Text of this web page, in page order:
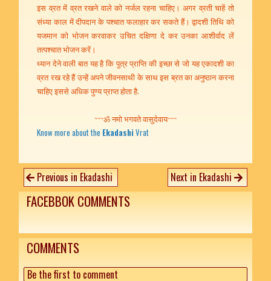
इस व्रत में व्रत रखने वाले को नर्जल रहना चाहिए। अगर व्रती चाहें तो
संध्या काल में दीपदान के पश्चात फलाहार कर सकते हैं। द्वादशी तिथि को
यजमान को भोजन करवाकर उचित दक्षिणा दे कर उनका आशीर्वाद लें
तत्पश्चात भोजन करें।
ध्यान देने वाली बात यह है कि पुत्र प्राप्ति की इच्छा से जो यह एकादशी का
व्रत रख रहे हैं उन्हें अपने जीवनसाथी के साथ इस ब्रत का अनुष्ठान करना
चाहिए इससे अधिक पुण्य प्राप्त होता है.
~~~ॐ नमो भगवते वासुदेवाय~~~
Know more about the Ekadashi Vrat
Previous in Ekadashi Next in Ekadashi
FACEBBOK COMMENTS
COMMENTS
Be the first to comment